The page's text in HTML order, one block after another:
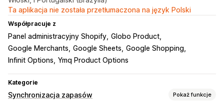
Ta aplikacja nie została przetłumaczona na język Polski
Współpracuje z
Panel administracyjny Shopify Globo Product
Google Merchants Google Sheets Google Shopping
Infinit Options Ymq Product Options
Kategorie
Synchronizacja zapasów Pokaż funkcje